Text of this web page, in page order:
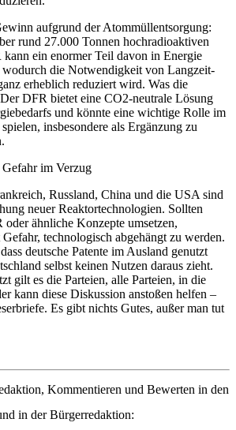
aufgrund der Atommüllentsorgung:
rund 27.000 Tonnen hochradioaktiven
ein enormer Teil davon in Energie
die Notwendigkeit von Langzeit-
erheblich reduziert wird. Was die
DFR bietet eine CO2-neutrale Lösung
und könnte eine wichtige Rolle im
insbesondere als Ergänzung zu
im Verzug
Russland, China und die USA sind
neuer Reaktortechnologien. Sollten
oder ähnliche Konzepte umsetzen,
technologisch abgehängt zu werden.
deutsche Patente im Ausland genutzt
selbst keinen Nutzen daraus zieht.
gilt es die Parteien, alle Parteien, in die
kann diese Diskussion anstoßen helfen –
Es gibt nichts Gutes, außer man tut
Kommentieren und Bewerten in den
in der Bürgerredaktion: